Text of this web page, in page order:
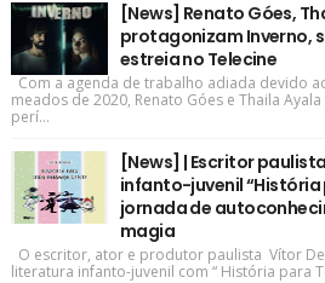
[News] Renato Góes,
protagonizam Inverno,
estreia no Telecine
Com a agenda de trabalho adiada devido
meados de 2020, Renato Góes e Thaila
perí...
[News] | Escritor
infanto-juvenil “História
jornada de
magia
O escritor, ator e produtor paulista Vítor
literatura infanto-juvenil com “ História para